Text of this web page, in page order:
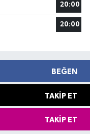
20:00
20:00
BEĞEN
TAKIP ET
TAKIP ET